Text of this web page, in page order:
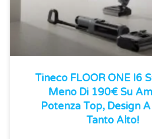
Tineco FLOOR ONE I6
Meno Di 190€ Su
Potenza Top, Design A
Tanto Alto!